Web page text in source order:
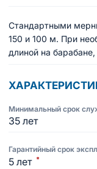
Стандартными
150 и 100 м. При
длиной на
Минимальный срок
35 лет
Гарантийный срок
5 лет *